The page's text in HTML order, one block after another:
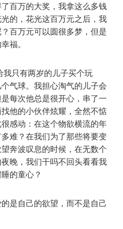
万的大奖，我拿这么多钱
的，花光这百万元之后，我
百万元可以圆很多梦，但是
福。
只有两岁的儿子买个玩
气球。我担心淘气的儿子会
每次他总是很开心，串了一
他的小伙伴炫耀，全然不惦
感动：在这个物欲横流的年
难？在我们为了那些将要变
奔波叹息的时候，在无数个
晚，我们干吗不回头看看我
的童心？
自己的欲望，而不是自己